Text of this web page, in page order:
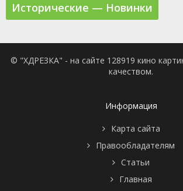
Исторические — Новинки
© "ХДРЕЗКА" - на сайте 128919 кино
качеством.
Информация
Карта сайта
Правообладателям
Статьи
Главная